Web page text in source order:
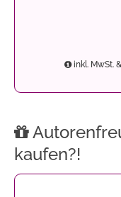
inkl. MwSt.
kaufen?!